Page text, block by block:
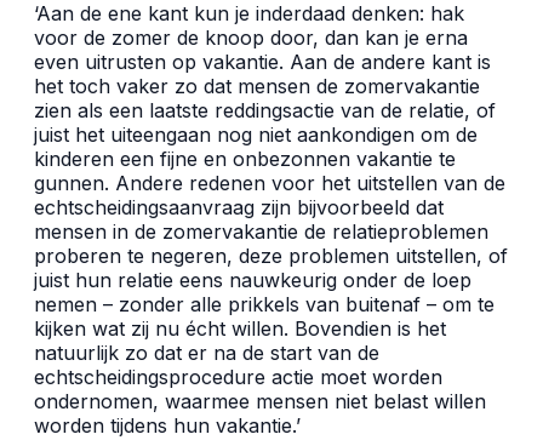
‘Aan de ene kant kun je inderdaad denken: hak
voor de zomer de knoop door, dan kan je erna
even uitrusten op vakantie. Aan de andere kant is
het toch vaker zo dat mensen de zomervakantie
zien als een laatste reddingsactie van de relatie, of
juist het uiteengaan nog niet aankondigen om de
kinderen een fijne en onbezonnen vakantie te
gunnen. Andere redenen voor het uitstellen van de
echtscheidingsaanvraag zijn bijvoorbeeld dat
mensen in de zomervakantie de relatieproblemen
proberen te negeren, deze problemen uitstellen, of
juist hun relatie eens nauwkeurig onder de loep
nemen – zonder alle prikkels van buitenaf – om te
kijken wat zij nu écht willen. Bovendien is het
natuurlijk zo dat er na de start van de
echtscheidingsprocedure actie moet worden
ondernomen, waarmee mensen niet belast willen
worden tijdens hun vakantie.’